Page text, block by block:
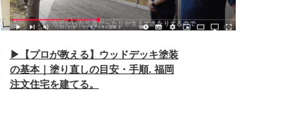
▶【プロが教える】ウッドデッキ塗装
の基本｜塗り直しの目安・手順. 福岡
注文住宅を建てる。